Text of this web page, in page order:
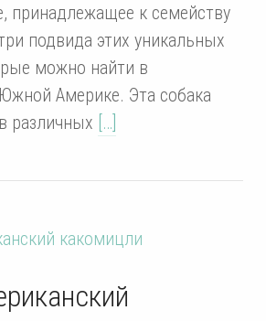
принадлежащее к семейству
подвида этих уникальных
можно найти в
Америке. Эта собака
различных […]